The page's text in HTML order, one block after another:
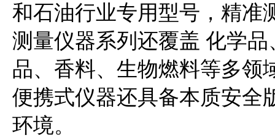
和石油行业专用型号，精准
测量仪器系列还覆盖 化学
品、香料、生物燃料等多领
便携式仪器还具备本质安全
环境。